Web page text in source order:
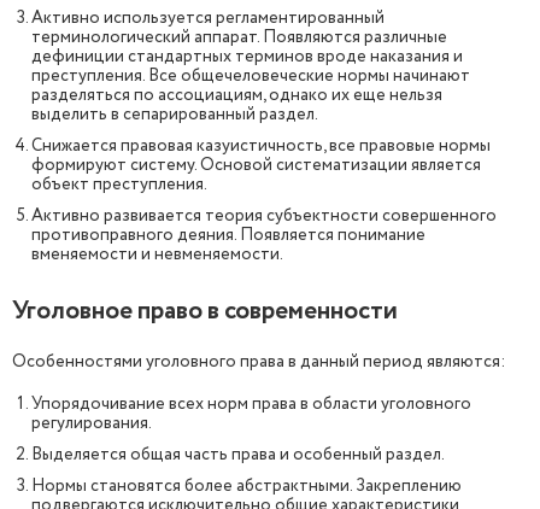
Активно используется регламентированный
терминологический аппарат. Появляются различные
дефиниции стандартных терминов вроде наказания и
преступления. Все общечеловеческие нормы начинают
разделяться по ассоциациям, однако их еще нельзя
выделить в сепарированный раздел.
Снижается правовая казуистичность, все правовые нормы
формируют систему. Основой систематизации является
объект преступления.
Активно развивается теория субъектности совершенного
противоправного деяния. Появляется понимание
вменяемости и невменяемости.
Уголовное право в современности
Особенностями уголовного права в данный период являются:
Упорядочивание всех норм права в области уголовного
регулирования.
Выделяется общая часть права и особенный раздел.
Нормы становятся более абстрактными. Закреплению